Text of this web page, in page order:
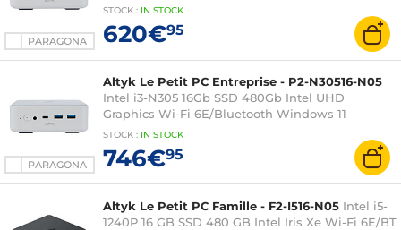
PARAGONA
STOCK : IN STOCK
620€95
PARAGONA
Altyk Le Petit PC Entreprise - P2-N30516-N05
Intel i3-N305 16Gb SSD 480Gb Intel UHD
Graphics Wi-Fi 6E/Bluetooth Windows 11
Professional
STOCK : IN STOCK
746€95
Altyk Le Petit PC Famille - F2-I516-N05 Intel i5-
1240P 16 GB SSD 480 GB Intel Iris Xe Wi-Fi 6E/BT